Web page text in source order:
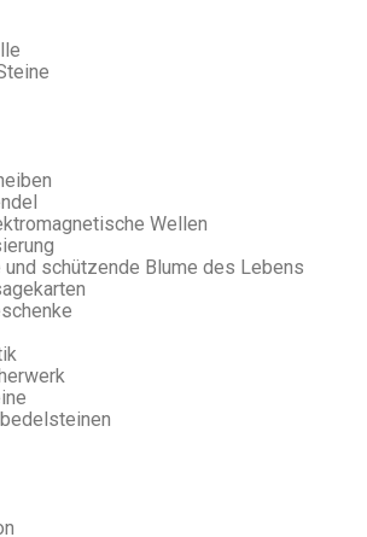
Wellen
schützende Blume des Lebens